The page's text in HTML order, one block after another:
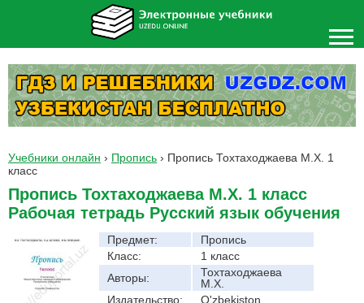
Учебники онлайн › Пропись › Пропись Тохтаходжаева М.Х. 1
класс
Пропись Тохтаходжаева М.Х. 1 класс
Рабочая тетрадь Русский язык обучения
Предмет:
Пропись
Класс:
1 класс
Авторы:
Тохтаходжаева
М.Х.
Издательство:
O'zbekiston